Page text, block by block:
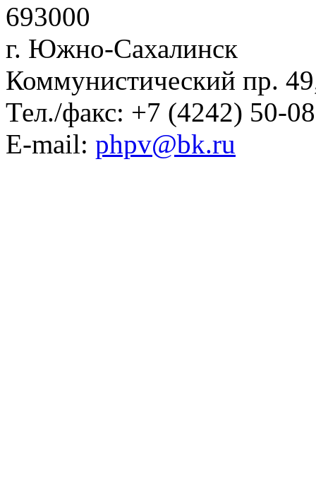
693000
г. Южно-Сахалинск
Коммунистический пр.
Тел./факс: +7 (4242) 50-
E-mail: phpv@bk.ru